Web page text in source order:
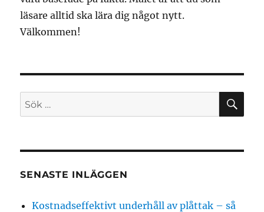
läsare alltid ska lära dig något nytt.
Välkommen!
Sök
efter:
SENASTE INLÄGGEN
Kostnadseffektivt underhåll av plåttak – så